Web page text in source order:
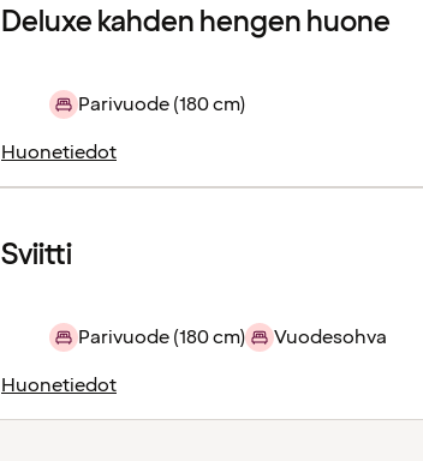
Deluxe kahden hengen huone
Parivuode (180 cm)
Huonetiedot
Sviitti
Parivuode (180 cm)
Vuodesohva
Huonetiedot